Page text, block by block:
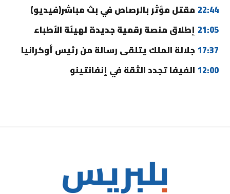
22:44 مقتل مؤثر بالرصاص في بث مباشر(فيديو)
21:05 إطلاق منصة رقمية جديدة لهيئة الأطباء
17:37 جلالة الملك يتلقى رسالة من رئيس أوكرانيا
12:00 الفيفا تجدد الثقة في إنفانتينو